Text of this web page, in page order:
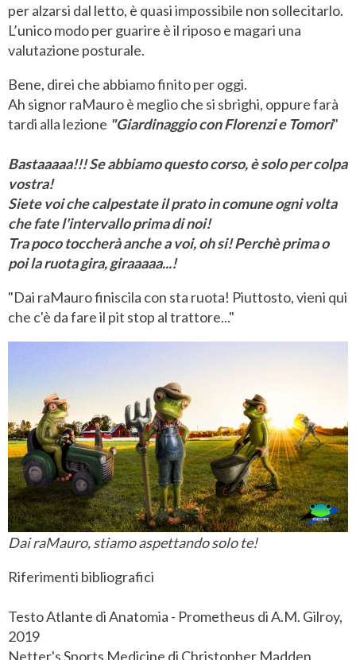
per alzarsi dal letto, è quasi impossibile non sollecitarlo.
L’unico modo per guarire è il riposo e magari una
valutazione posturale.
Bene, direi che abbiamo finito per oggi.
Ah signor raMauro è meglio che si sbrighi, oppure farà
tardi alla lezione "Giardinaggio con Florenzi e Tomori"
Bastaaaaa!!! Se abbiamo questo corso, è solo per colpa
vostra!
Siete voi che calpestate il prato in comune ogni volta
che fate l'intervallo prima di noi!
Tra poco toccherà anche a voi, oh si! Perchè prima o
poi la ruota gira, giraaaaa...!
"Dai raMauro finiscila con sta ruota! Piuttosto, vieni qui
che c'è da fare il pit stop al trattore..."
Dai raMauro, stiamo aspettando solo te!
Riferimenti bibliografici
Testo Atlante di Anatomia - Prometheus di A.M. Gilroy,
2019
Netter's Sports Medicine di Christopher Madden,